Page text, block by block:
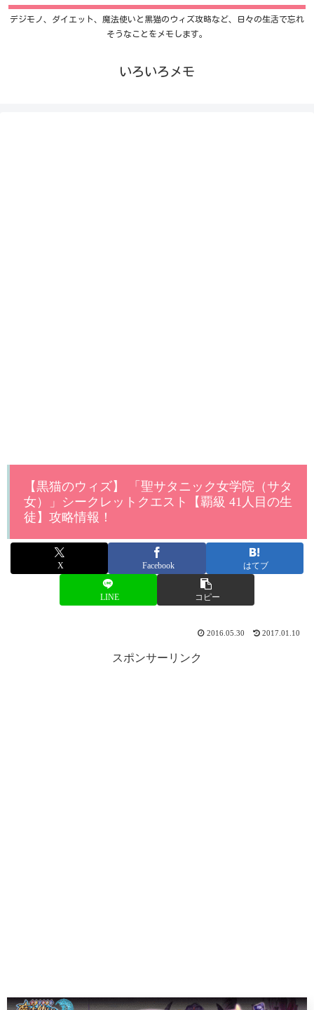
デジモノ、ダイエット、魔法使いと黒猫のウィズ攻略など、日々の生活で忘れ
そうなことをメモします。
いろいろメモ
【黒猫のウィズ】 「聖サタニック女学院（サタ
女）」シークレットクエスト【覇級 41人目の生
徒】攻略情報！
X Facebook はてブ
LINE コピー
2016.05.30 2017.01.10
スポンサーリンク